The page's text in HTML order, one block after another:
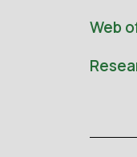
Web